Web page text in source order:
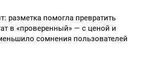
разметка помогла превратить
в «проверенный» — с ценой и
сомнения пользователей